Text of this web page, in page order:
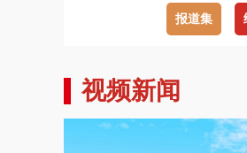
报道集
视频新闻